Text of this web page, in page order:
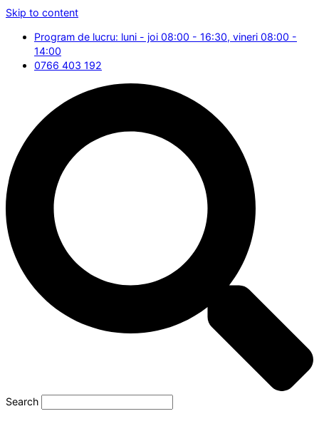
Skip to content
Program de lucru: luni - joi 08:00 - 16:30, vineri 08:00 -
14:00
0766 403 192
Search